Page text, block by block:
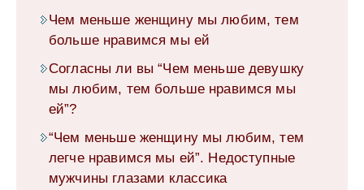
Чем меньше женщину мы любим, тем
больше нравимся мы ей
Согласны ли вы “Чем меньше девушку
мы любим, тем больше нравимся мы
ей”?
“Чем меньше женщину мы любим, тем
легче нравимся мы ей”. Недоступные
мужчины глазами классика